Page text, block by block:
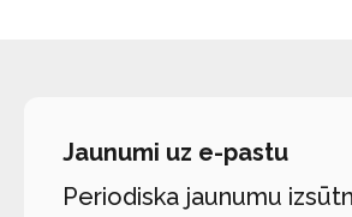
Jaunumi uz e-pastu
Periodiska jaunumu